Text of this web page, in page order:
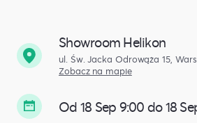
Showroom Helikon
ul. Św. Jacka Odrowąża 15,
Zobacz na mapie
Od 18 Sep 9:00 do 18